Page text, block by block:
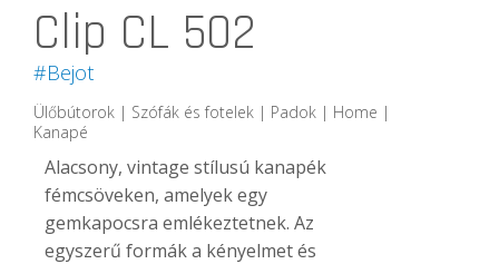
Clip CL 502
#Bejot
Ülőbútorok | Szófák és fotelek | Padok | Home |
Kanapé
Alacsony, vintage stílusú kanapék
fémcsöveken, amelyek egy
gemkapocsra emlékeztetnek. Az
egyszerű formák a kényelmet és